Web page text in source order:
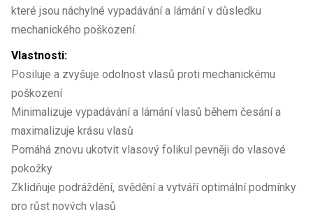
které jsou náchylné vypadávání a lámání v důsledku
mechanického poškození.
Vlastnosti:
Posiluje a zvyšuje odolnost vlasů proti mechanickému
poškození
Minimalizuje vypadávání a lámání vlasů během česání a
maximalizuje krásu vlasů
Pomáhá znovu ukotvit vlasový folikul pevněji do vlasové
pokožky
Zklidňuje podráždění, svědění a vytváří optimální podmínky
pro růst nových vlasů